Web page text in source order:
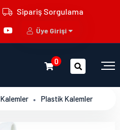
Sipariş Sorgulama
Üye Girişi
0
Kalemler Plastik Kalemler